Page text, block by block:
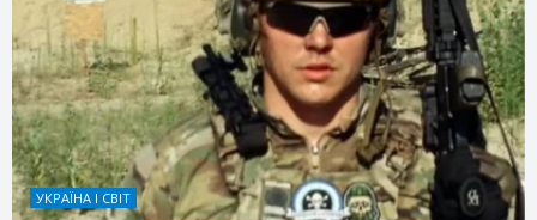
УКРАЇНА І СВІТ